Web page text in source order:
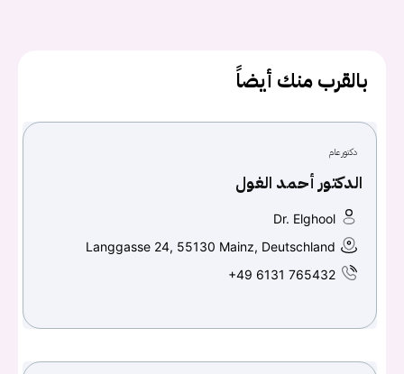
يجب عليك تسجيل الدخول حتى يمكنك طرح سؤال.
بالقرب منك أيضاً
دكتور عام
الدكتور أحمد الغول
Dr. Elghool
Langgasse 24, 55130 Mainz, Deutschland
+49 6131 765432